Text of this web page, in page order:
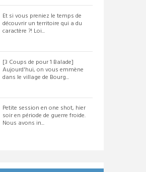
Et si vous preniez le temps de
découvrir un territoire qui a du
caractère ?! Loi...
[3 Coups de pour 1 Balade]
Aujourd'hui, on vous emmène
dans le village de Bourg...
Petite session en one shot, hier
soir en période de guerre froide.
Nous avons in...